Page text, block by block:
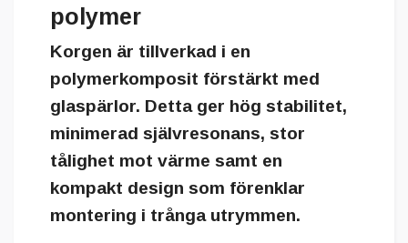
polymer
Korgen är tillverkad i en
polymerkomposit förstärkt med
glaspärlor. Detta ger hög stabilitet,
minimerad självresonans, stor
tålighet mot värme samt en
kompakt design som förenklar
montering i trånga utrymmen.